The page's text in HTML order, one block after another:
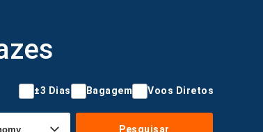
±3 Dias Bagagem Voos Diretos
Pesquisar